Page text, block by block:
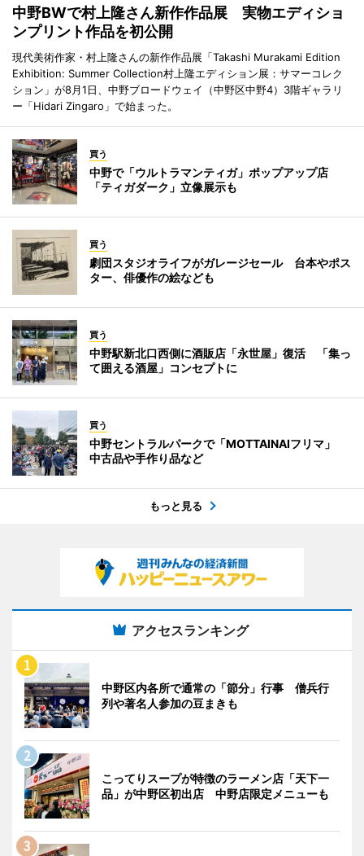
中野BWで村上隆さん新作作品展 実物エディショ
ンプリント作品を初公開
現代美術作家・村上隆さんの新作作品展「Takashi Murakami Edition
Exhibition: Summer Collection村上隆エディション展：サマーコレク
ション」が8月1日、中野ブロードウェイ（中野区中野4）3階ギャラリ
ー「Hidari Zingaro」で始まった。
買う
中野で「ウルトラマンティガ」ポップアップ店
「ティガダーク」立像展示も
買う
劇団スタジオライフがガレージセール 台本やポス
ター、俳優作の絵なども
買う
中野駅新北口西側に酒販店「永世屋」復活 「集っ
て囲える酒屋」コンセプトに
買う
中野セントラルパークで「MOTTAINAIフリマ」
中古品や手作り品など
もっと見る
アクセスランキング
中野区内各所で通常の「節分」行事 僧兵行
列や著名人参加の豆まきも
こってりスープが特徴のラーメン店「天下一
品」が中野区初出店 中野店限定メニューも